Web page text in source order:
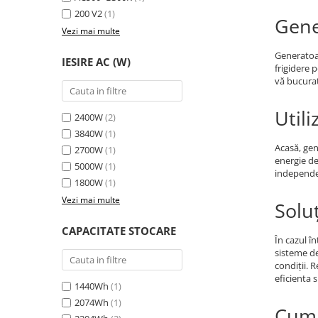
Toate generatoarele
Panouri Solare Pliabile
Toate panourile portabile
Kituri solare pentru balcon
Frigidere Portabile
Incarcatoare solare
Incarcatoare solare MPPT
Incarcatoare solare PWM
200 V2(1)
Vezi mai multe
IESIRE AC (W)
2400W(2)
3840W(1)
2700W(1)
5000W(1)
1800W(1)
Vezi mai multe
CAPACITATE STOCARE
1440Wh (1)
2074Wh (1)
frigidere
vă
Acasă,
energie
În cazul
sisteme
condiții.
eficienta